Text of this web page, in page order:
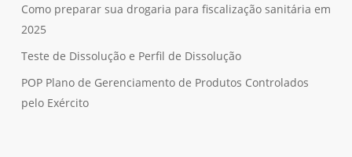
Como preparar sua drogaria para fiscalização sanitária em
2025
Teste de Dissolução e Perfil de Dissolução
POP Plano de Gerenciamento de Produtos Controlados
pelo Exército